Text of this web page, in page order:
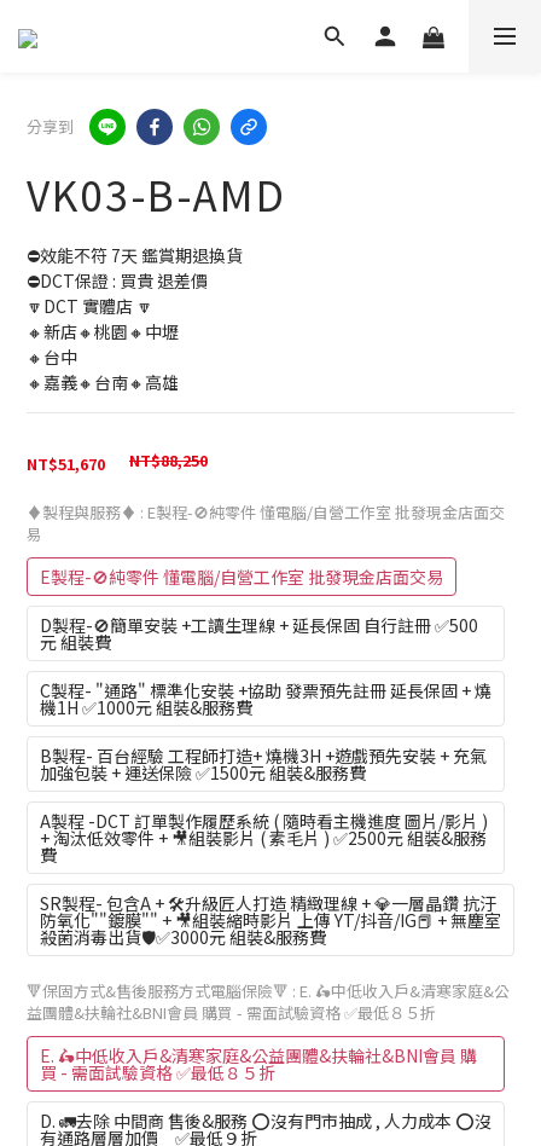
分享到
VK03-B-AMD
⛔效能不符 7天 鑑賞期退換貨
⛔DCT保證 : 買貴 退差價
🔽DCT 實體店 🔽
🔸新店🔸桃園🔸中壢
🔸台中
🔸嘉義🔸台南🔸高雄
NT$88,250
NT$51,670
♦️製程與服務♦️ : E製程-🚫純零件 懂電腦/自營工作室 批發現金店面交
易
E製程-🚫純零件 懂電腦/自營工作室 批發現金店面交易
D製程-🚫簡單安裝 +工讀生理線 + 延長保固 自行註冊 ✅500
元 組裝費
C製程- "通路" 標準化安裝 +協助 發票預先註冊 延長保固 + 燒
機1H ✅1000元 組裝&服務費
B製程- 百台經驗 工程師打造+ 燒機3H +遊戲預先安裝 + 充氣
加強包裝 + 運送保險 ✅1500元 組裝&服務費
A製程 -DCT 訂單製作履歷系統 ( 隨時看主機進度 圖片/影片 )
+ 淘汰低效零件 + 🎥組裝影片 ( 素毛片 ) ✅2500元 組裝&服務
費
SR製程- 包含A + 🛠️升級匠人打造 精緻理線 + 💎一層晶鑽 抗汙
防氧化""鍍膜"" + 🎥組裝縮時影片 上傳 YT/抖音/IG📕 + 無塵室
殺菌消毒出貨🛡️✅3000元 組裝&服務費
🔻保固方式&售後服務方式電腦保險🔻 : E. 🛵中低收入戶&清寒家庭&公
益團體&扶輪社&BNI會員 購買 - 需面試驗資格 ✅最低８５折
E. 🛵中低收入戶&清寒家庭&公益團體&扶輪社&BNI會員 購
買 - 需面試驗資格 ✅最低８５折
D. 🚛去除 中間商 售後&服務 ⭕沒有門市抽成 , 人力成本 ⭕沒
有通路層層加價 ✅最低９折